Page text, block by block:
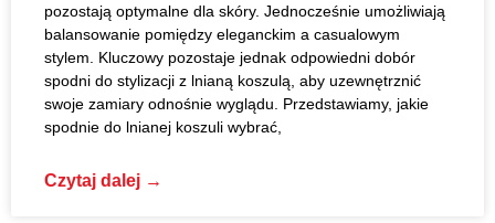
pozostają optymalne dla skóry. Jednocześnie umożliwiają
balansowanie pomiędzy eleganckim a casualowym
stylem. Kluczowy pozostaje jednak odpowiedni dobór
spodni do stylizacji z lnianą koszulą, aby uzewnętrznić
swoje zamiary odnośnie wyglądu. Przedstawiamy, jakie
spodnie do lnianej koszuli wybrać,
Czytaj dalej →